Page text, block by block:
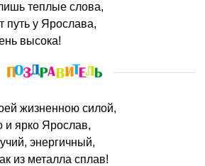
теплые слова,
путь у Ярослава,
высока!
жизненною силой,
и ярко Ярослав,
энергичный,
из металла сплав!